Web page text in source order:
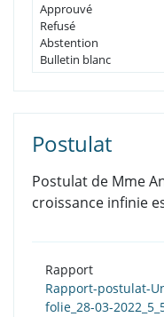
Approuvé
Refusé
Abstention
Bulletin blanc
Postulat
Postulat de Mme
croissance infinie
Rapport
Rapport-postulat-
folie_28-03-